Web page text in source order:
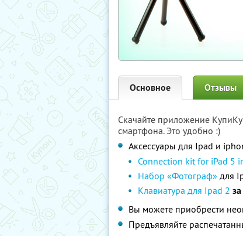
Основное Отзывы
Скачайте приложение
смартфона. Это удобно :)
Аксессуары для Ipad и
Connection kit for iPad 5
Набор «Фотограф» для
Клавиатура для Ipad 2
Вы можете приобрести
Предъявляйте